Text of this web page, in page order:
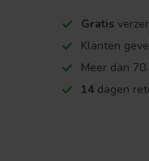
Gratis
Klanten
Meer dan
14 dagen